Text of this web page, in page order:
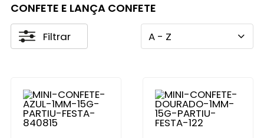
CONFETE E LANÇA CONFETE
Filtrar A - Z